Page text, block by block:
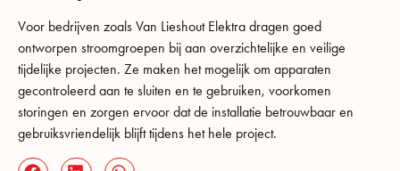
Voor bedrijven zoals Van Lieshout Elektra dragen goed
ontworpen stroomgroepen bij aan overzichtelijke en veilige
tijdelijke projecten. Ze maken het mogelijk om apparaten
gecontroleerd aan te sluiten en te gebruiken, voorkomen
storingen en zorgen ervoor dat de installatie betrouwbaar en
gebruiksvriendelijk blijft tijdens het hele project.